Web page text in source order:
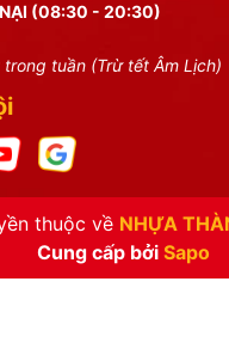
NẠI (08:30 - 20:30)
tuần (Trừ tết Âm Lịch)
thuộc về NHỰA
Cung cấp bởi Sapo